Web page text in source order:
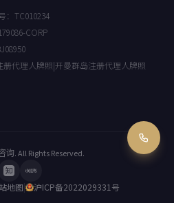
：TC010234
CORP
代理人牌照|开曼群岛注册代理人牌照
询. All Rights Reserved.
地图 沪ICP备2022029331号